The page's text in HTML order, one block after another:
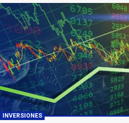
INVERSIONES